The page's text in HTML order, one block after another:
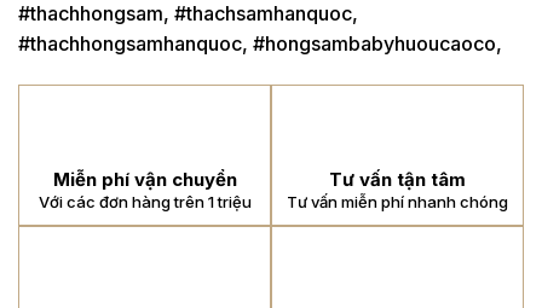
#thachhongsam, #thachsamhanquoc,
#thachhongsamhanquoc, #hongsambabyhuoucaoco,
Miễn phí vận chuyển
Với các đơn hàng trên 1 triệu
Tư vấn tận tâm
Tư vấn miễn phí nhanh chóng